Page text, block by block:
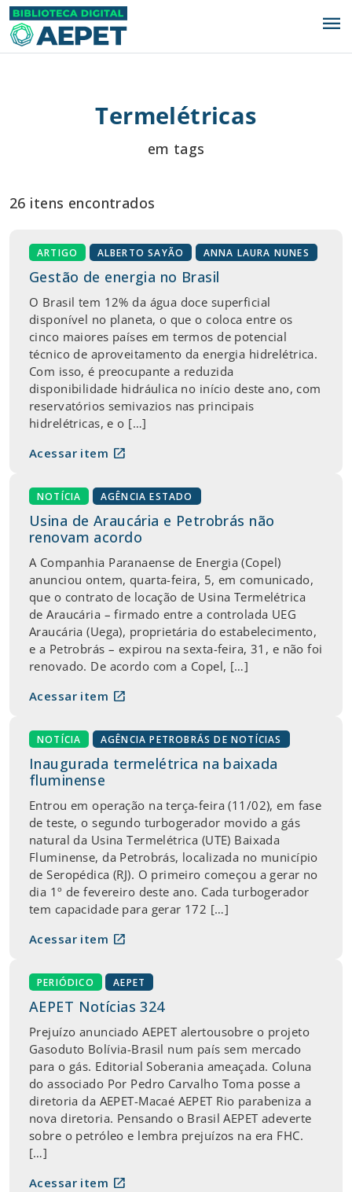
menu
Termelétricas
em tags
26 itens encontrados
ARTIGO ALBERTO SAYÃO ANNA LAURA NUNES
Gestão de energia no Brasil
O Brasil tem 12% da água doce superficial
disponível no planeta, o que o coloca entre os
cinco maiores países em termos de potencial
técnico de aproveitamento da energia hidrelétrica.
Com isso, é preocupante a reduzida
disponibilidade hidráulica no início deste ano, com
reservatórios semivazios nas principais
hidrelétricas, e o […]
Acessar item open_in_new
NOTÍCIA AGÊNCIA ESTADO
Usina de Araucária e Petrobrás não
renovam acordo
A Companhia Paranaense de Energia (Copel)
anunciou ontem, quarta-feira, 5, em comunicado,
que o contrato de locação de Usina Termelétrica
de Araucária – firmado entre a controlada UEG
Araucária (Uega), proprietária do estabelecimento,
e a Petrobrás – expirou na sexta-feira, 31, e não foi
renovado. De acordo com a Copel, […]
Acessar item open_in_new
NOTÍCIA AGÊNCIA PETROBRÁS DE NOTÍCIAS
Inaugurada termelétrica na baixada
fluminense
Entrou em operação na terça-feira (11/02), em fase
de teste, o segundo turbogerador movido a gás
natural da Usina Termelétrica (UTE) Baixada
Fluminense, da Petrobrás, localizada no município
de Seropédica (RJ). O primeiro começou a gerar no
dia 1º de fevereiro deste ano. Cada turbogerador
tem capacidade para gerar 172 […]
Acessar item open_in_new
PERIÓDICO AEPET
AEPET Notícias 324
Prejuízo anunciado AEPET alertousobre o projeto
Gasoduto Bolívia-Brasil num país sem mercado
para o gás. Editorial Soberania ameaçada. Coluna
do associado Por Pedro Carvalho Toma posse a
diretoria da AEPET-Macaé AEPET Rio parabeniza a
nova diretoria. Pensando o Brasil AEPET adeverte
sobre o petróleo e lembra prejuízos na era FHC.
[…]
Acessar item open_in_new